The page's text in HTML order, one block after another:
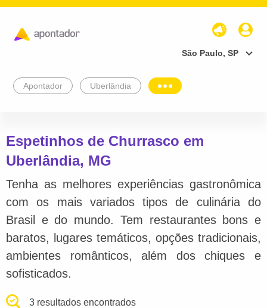
São Paulo, SP
Apontador Uberlândia
Espetinhos de Churrasco em
Uberlândia, MG
Tenha as melhores experiências gastronômica
com os mais variados tipos de culinária do
Brasil e do mundo. Tem restaurantes bons e
baratos, lugares temáticos, opções tradicionais,
ambientes românticos, além dos chiques e
sofisticados.
3 resultados encontrados